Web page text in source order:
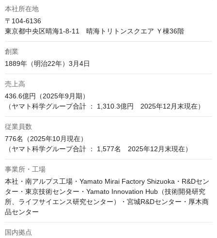
本社所在地
〒104-6136
東京都中央区晴海1-8-11　晴海トリトンスクエア Ｙ棟36階
創業
1889年（明治22年）3月4日
売上高
436.6億円（2025年9月期）
（ヤマト科学グループ合計 ： 1,310.3億円　2025年12月末現在）
従業員数
776名（2025年10月現在）
（ヤマト科学グループ合計 ： 1,577名　2025年12月末現在）
事業所・工場
本社・南アルプス工場・Yamato Mirai Factory Shizuoka・R&Dセン
ター・東京技術センター・Yamato Innovation Hub（技術開発研究
所、ライフサイエンス研究センター）・宮城R&Dセンター・厚木商
品センター
国内拠点